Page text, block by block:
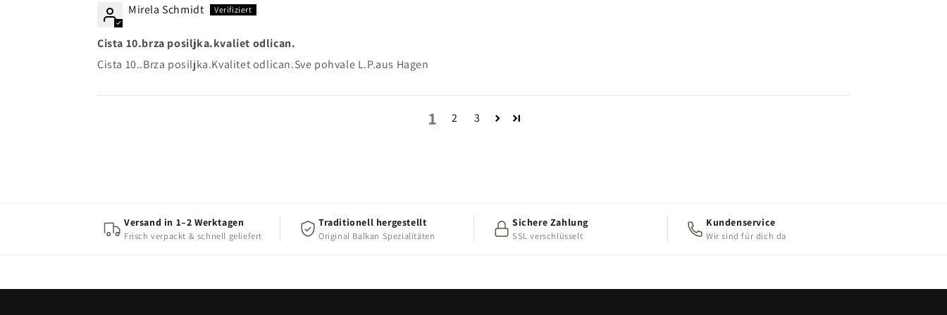
Mirela Schmidt
Cista 10.brza posiljka.kvaliet odlican.
Cista 10..Brza posiljka.Kvalitet odlican.Sve pohvale L.P.aus Hagen
1 2 3
Versand in 1–2 Werktagen
Frisch verpackt & schnell geliefert
Traditionell hergestellt
Original Balkan Spezialitäten
Sichere Zahlung
SSL verschlüsselt
Kundenservice
Wir sind für dich da